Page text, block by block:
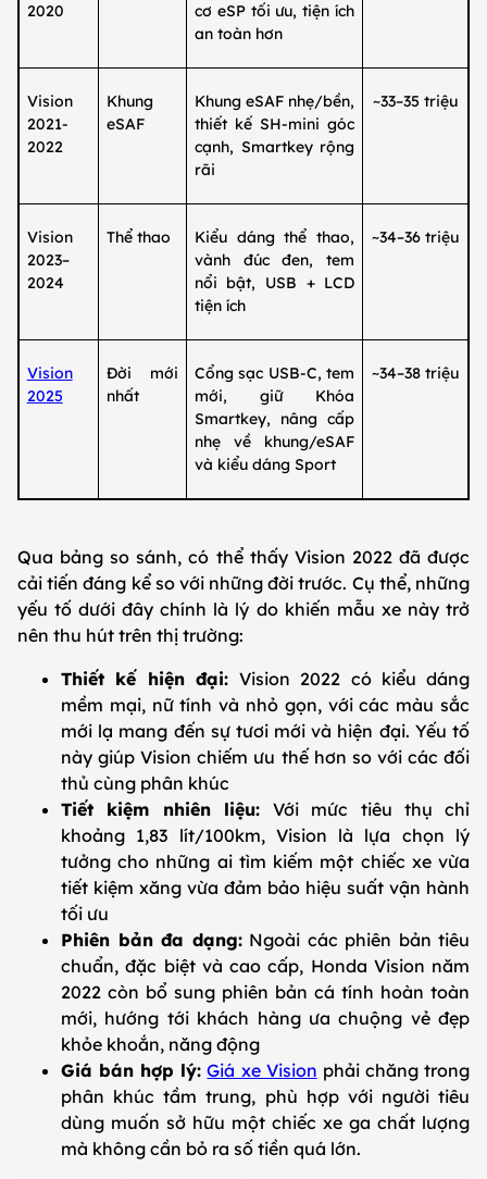
2020
cơ eSP tối ưu, tiện ích
an toàn hơn
Vision
2021-
2022
Khung
eSAF
Khung eSAF nhẹ/bền,
thiết kế SH‑mini góc
cạnh, Smartkey rộng
rãi
~33–35 triệu
Vision
2023–
2024
Thể thao
Kiểu dáng thể thao,
vành đúc đen, tem
nổi bật, USB + LCD
tiện ích
~34–36 triệu
Vision
2025
Đời mới
nhất
Cổng sạc USB‑C, tem
mới, giữ Khóa
Smartkey, nâng cấp
nhẹ về khung/eSAF
và kiểu dáng Sport
~34–38 triệu
Qua bảng so sánh, có thể thấy Vision 2022 đã được
cải tiến đáng kể so với những đời trước. Cụ thể, những
yếu tố dưới đây chính là lý do khiến mẫu xe này trở
nên thu hút trên thị trường:
Thiết kế hiện đại: Vision 2022 có kiểu dáng
mềm mại, nữ tính và nhỏ gọn, với các màu sắc
mới lạ mang đến sự tươi mới và hiện đại. Yếu tố
này giúp Vision chiếm ưu thế hơn so với các đối
thủ cùng phân khúc
Tiết kiệm nhiên liệu: Với mức tiêu thụ chỉ
khoảng 1,83 lít/100km, Vision là lựa chọn lý
tưởng cho những ai tìm kiếm một chiếc xe vừa
tiết kiệm xăng vừa đảm bảo hiệu suất vận hành
tối ưu
Phiên bản đa dạng:Ngoài các phiên bản tiêu
chuẩn, đặc biệt và cao cấp, Honda Vision năm
2022 còn bổ sung phiên bản cá tính hoàn toàn
mới, hướng tới khách hàng ưa chuộng vẻ đẹp
khỏe khoắn, năng động
Giá bán hợp lý: Giá xe Vision phải chăng trong
phân khúc tầm trung, phù hợp với người tiêu
dùng muốn sở hữu một chiếc xe ga chất lượng
mà không cần bỏ ra số tiền quá lớn.